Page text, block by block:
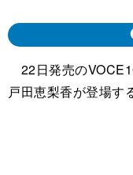
22日発売の
戸田恵梨香が登場する